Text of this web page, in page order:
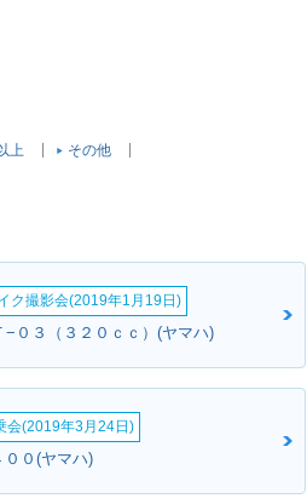
上 その他
ク撮影会(2019年1月19日)
−０３（３２０ｃｃ）(ヤマハ)
会(2019年3月24日)
０(ヤマハ)